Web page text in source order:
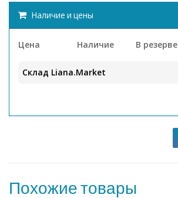
Наличие и цены
Цена Наличие В резерве
Склад Liana.Market
Похожие товары